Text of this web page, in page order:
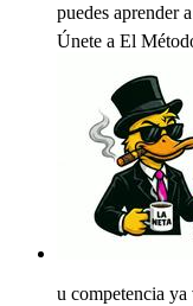
puedes aprender
Únete a El
u competencia ya